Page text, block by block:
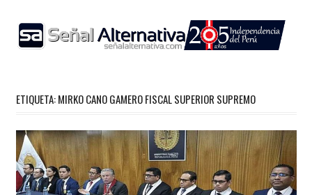
content
ETIQUETA:MIRKO CANO GAMERO FISCAL SUPERIOR SUPREMO